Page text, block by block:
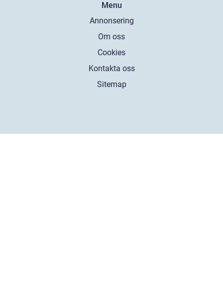
Menu
Annonsering
Om oss
Cookies
Kontakta oss
Sitemap